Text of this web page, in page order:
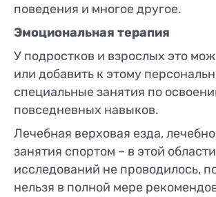
поведения и многое другое.
Эмоциональная терапия
У подростков и взрослых это
или добавить к этому
специальные занятия по
повседневных навыков.
Лечебная верховая езда,
занятия спортом – в этой области
исследований не проводилось,
нельзя в полной мере